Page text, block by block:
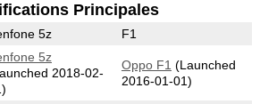
Principales
5z F1
5z
2018-02-
Oppo F1 (Launched
2016-01-01)